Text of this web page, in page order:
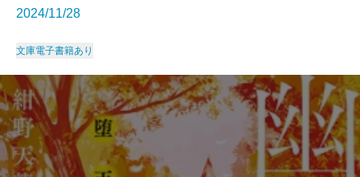
2024/11/28
文庫電子書籍あり